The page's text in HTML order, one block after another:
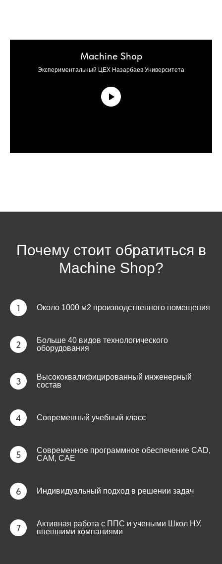
Machine Shop
Экспериментальный ЦЕХ Назарбаев Университета
Почему стоит обратиться в
Machine Shop?
Около 1000 м2 производственного помещения
Больше 40 видов технологического
оборудования
Высококвалифицированный инженерный
состав
Современный учебный класс
Современное программное обеспечение CAD,
CAM, CAE
Индивидуальный подход в решении задач
Активная работа с ППС и учеными Школ НУ,
внешними компаниями